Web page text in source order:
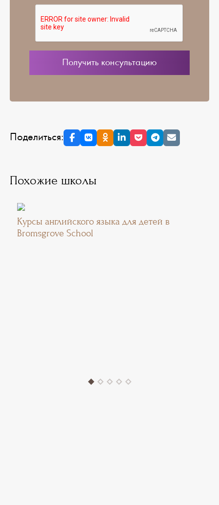
Поделиться:
Похожие школы
Курсы английского языка для детей в
Bromsgrove School